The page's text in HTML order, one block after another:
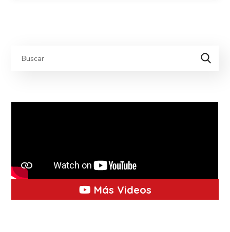
Más Videos